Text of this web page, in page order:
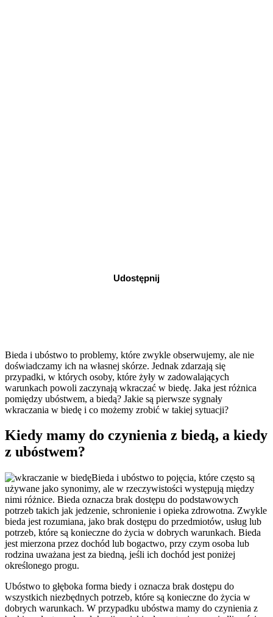
Udostępnij
Bieda i ubóstwo to problemy, które zwykle obserwujemy, ale nie
doświadczamy ich na własnej skórze. Jednak zdarzają się
przypadki, w których osoby, które żyły w zadowalających
warunkach powoli zaczynają wkraczać w biedę. Jaka jest różnica
pomiędzy ubóstwem, a biedą? Jakie są pierwsze sygnały
wkraczania w biedę i co możemy zrobić w takiej sytuacji?
Kiedy mamy do czynienia z biedą, a kiedy
z ubóstwem?
Bieda i ubóstwo to pojęcia, które często są
używane jako synonimy, ale w rzeczywistości występują między
nimi różnice. Bieda oznacza brak dostępu do podstawowych
potrzeb takich jak jedzenie, schronienie i opieka zdrowotna. Zwykle
bieda jest rozumiana, jako brak dostępu do przedmiotów, usług lub
potrzeb, które są konieczne do życia w dobrych warunkach. Bieda
jest mierzona przez dochód lub bogactwo, przy czym osoba lub
rodzina uważana jest za biedną, jeśli ich dochód jest poniżej
określonego progu.
Ubóstwo to głęboka forma biedy i oznacza brak dostępu do
wszystkich niezbędnych potrzeb, które są konieczne do życia w
dobrych warunkach. W przypadku ubóstwa mamy do czynienia z